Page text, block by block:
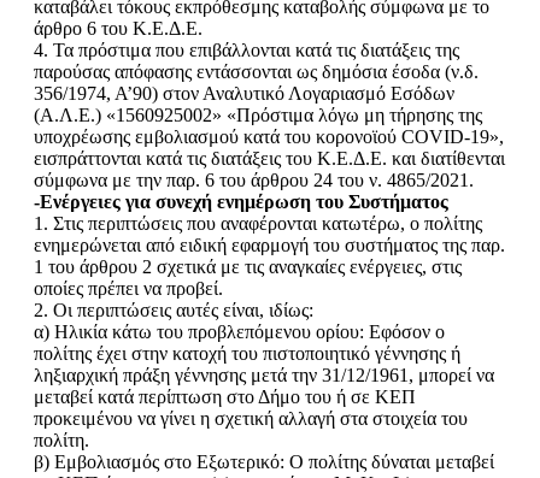
καταβάλει τόκους εκπρόθεσμης καταβολής σύμφωνα με το
άρθρο 6 του Κ.Ε.Δ.Ε.
4. Τα πρόστιμα που επιβάλλονται κατά τις διατάξεις της
παρούσας απόφασης εντάσσονται ως δημόσια έσοδα (ν.δ.
356/1974, Α’90) στον Αναλυτικό Λογαριασμό Εσόδων
(Α.Λ.Ε.) «1560925002» «Πρόστιμα λόγω μη τήρησης της
υποχρέωσης εμβολιασμού κατά του κορονοϊού COVID-19»,
εισπράττονται κατά τις διατάξεις του Κ.Ε.Δ.Ε. και διατίθενται
σύμφωνα με την παρ. 6 του άρθρου 24 του ν. 4865/2021.
-Ενέργειες για συνεχή ενημέρωση του Συστήματος
1. Στις περιπτώσεις που αναφέρονται κατωτέρω, ο πολίτης
ενημερώνεται από ειδική εφαρμογή του συστήματος της παρ.
1 του άρθρου 2 σχετικά με τις αναγκαίες ενέργειες, στις
οποίες πρέπει να προβεί.
2. Οι περιπτώσεις αυτές είναι, ιδίως:
α) Ηλικία κάτω του προβλεπόμενου ορίου: Εφόσον ο
πολίτης έχει στην κατοχή του πιστοποιητικό γέννησης ή
ληξιαρχική πράξη γέννησης μετά την 31/12/1961, μπορεί να
μεταβεί κατά περίπτωση στο Δήμο του ή σε ΚΕΠ
προκειμένου να γίνει η σχετική αλλαγή στα στοιχεία του
πολίτη.
β) Εμβολιασμός στο Εξωτερικό: Ο πολίτης δύναται μεταβεί